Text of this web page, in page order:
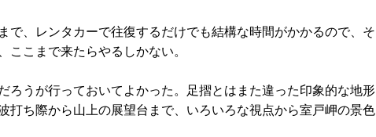
で、レンタカーで往復するだけでも結構な時間がかかるので、そ
ここまで来たらやるしかない。
ろうが行っておいてよかった。足摺とはまた違った印象的な地形
打ち際から山上の展望台まで、いろいろな視点から室戸岬の景色